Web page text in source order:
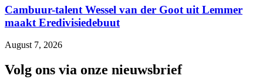
Cambuur-talent Wessel van der Goot uit Lemmer
maakt Eredivisiedebuut
August 7, 2026
Volg ons via onze nieuwsbrief